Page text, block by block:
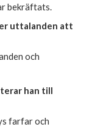
bekräftats.
uttalanden att
och
han till
farfar och